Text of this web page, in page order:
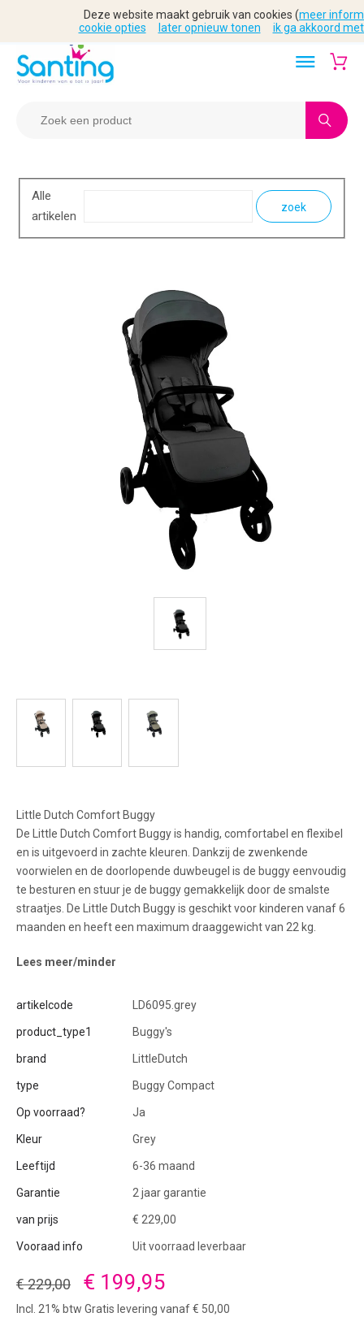
Alle
artikelen
zoek
Little Dutch Comfort Buggy
De Little Dutch Comfort Buggy is handig, comfortabel en flexibel
en is uitgevoerd in zachte kleuren. Dankzij de zwenkende
voorwielen en de doorlopende duwbeugel is de buggy eenvoudig
te besturen en stuur je de buggy gemakkelijk door de smalste
straatjes. De Little Dutch Buggy is geschikt voor kinderen vanaf 6
maanden en heeft een maximum draaggewicht van 22 kg.
Lees meer/minder
artikelcode LD6095.grey
product_type1 Buggy's
brand LittleDutch
type Buggy Compact
Op voorraad? Ja
Kleur Grey
Leeftijd 6-36 maand
Garantie 2 jaar garantie
van prijs € 229,00
Vooraad info Uit voorraad leverbaar
€ 229,00 € 199,95
Incl. 21% btw Gratis levering vanaf € 50,00
Deze website maakt gebruik van cookies (meer
cookie opties
later opnieuw tonen ik ga akkoord